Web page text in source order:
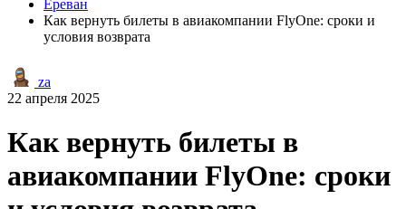
Ереван
Как вернуть билеты в авиакомпании FlyOne: сроки и
условия возврата
za
22 апреля 2025
Как вернуть билеты в
авиакомпании FlyOne: сроки